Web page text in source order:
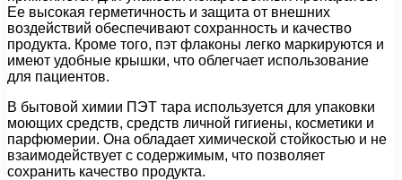
Ее высокая герметичность и защита от внешних
воздействий обеспечивают сохранность и качество
продукта. Кроме того, пэт флаконы легко маркируются и
имеют удобные крышки, что облегчает использование
для пациентов.
В бытовой химии ПЭТ тара используется для упаковки
моющих средств, средств личной гигиены, косметики и
парфюмерии. Она обладает химической стойкостью и не
взаимодействует с содержимым, что позволяет
сохранить качество продукта.